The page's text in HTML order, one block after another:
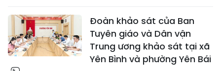
Đoàn khảo sát của Ban
Tuyên giáo và Dân vận
Trung ương khảo sát tại xã
Yên Bình và phường Yên Bái